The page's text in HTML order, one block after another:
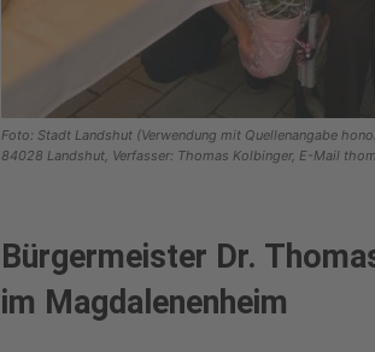
Foto: Stadt Landshut (Verwendung mit Quellenangabe
84028 Landshut, Verfasser: Thomas Kolbinger, E-Mail
Bürgermeister Dr.
im Magdalenenheim